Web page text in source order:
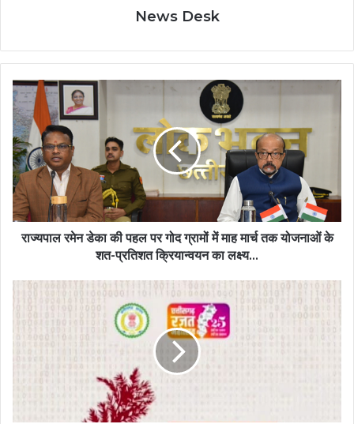
News Desk
राज्यपाल
रमेन
डेका
की
पहल
पर
गोद
ग्रामों
में
माह
योजनाओं
प्रतिशत
क्रियान्वयन
राज्यपाल रमेन डेका की पहल पर गोद ग्रामों में माह मार्च तक योजनाओं के
शत-प्रतिशत क्रियान्वयन का लक्ष्य…
साहित्य
उत्सव
छत्तीसगढ़
को